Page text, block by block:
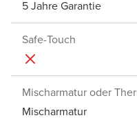
5 Jahre Garantie
Safe-Touch
Mischarmatur oder
Mischarmatur